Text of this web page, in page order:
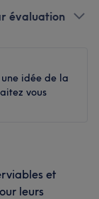
évaluation
idée de la
vous
et
leurs